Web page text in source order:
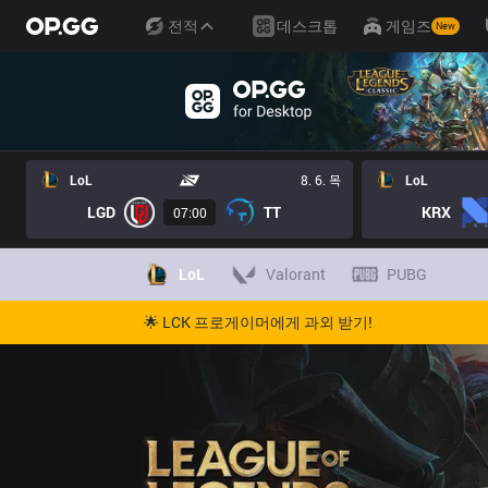
전적 데스크톱 게임즈 New
LoL 8. 6. 목
LGD 07:00 TT
LoL
KRX
LoL Valorant PUBG
🌟 LCK 프로게이머에게 과외 받기!